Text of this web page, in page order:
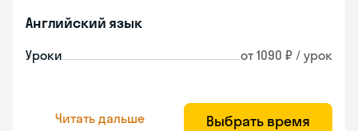
Английский язык
Уроки от 1090 ₽ / урок
Читать дальше Выбрать время